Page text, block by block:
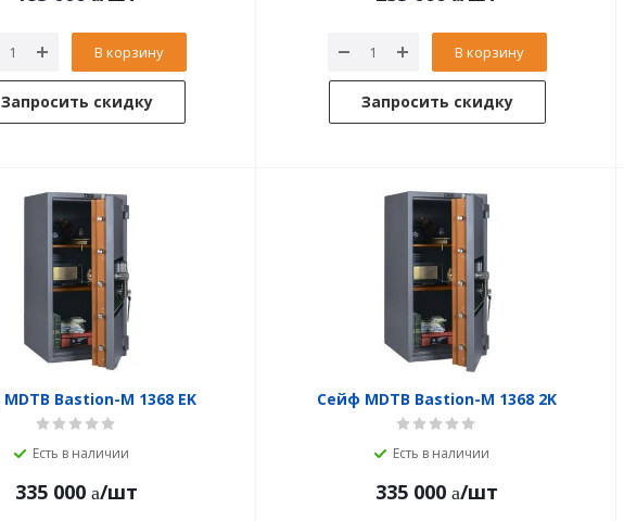
В корзину
Запросить скидку
В корзину
Запросить скидку
Bastion-M 1368 EK
Есть в наличии
335 000 /шт
Сейф MDTB Bastion-M 1368 2K
Есть в наличии
335 000 /шт